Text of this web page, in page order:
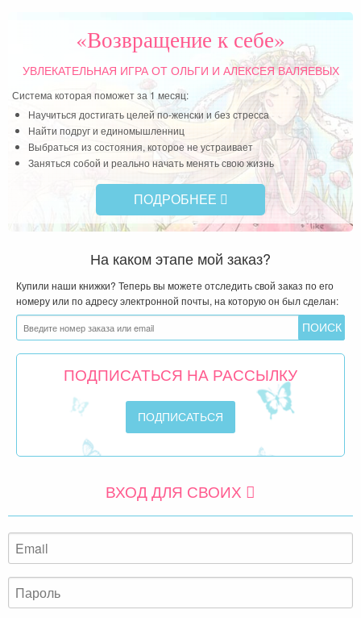
«Возвращение к себе»
УВЛЕКАТЕЛЬНАЯ ИГРАОТ ОЛЬГИ И АЛЕКСЕЯ ВАЛЯЕВЫХ
Система которая поможет за 1 месяц:
Научиться достигать целей по-женски и без стресса
Найти подруг и единомышленниц
Выбраться из состояния, которое не устраивает
Заняться собой и реально начать менять свою жизнь
ПОДРОБНЕЕ
На каком этапе мой заказ?
Купили наши книжки? Теперь вы можете отследить свой заказ по его
номеру или по адресу электронной почты, на которую он был сделан:
ПОДПИСАТЬСЯ НА РАССЫЛКУ
ВХОД ДЛЯ СВОИХ